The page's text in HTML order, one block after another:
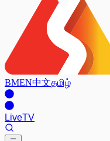
BMEN中文தமிழ்
LiveTV